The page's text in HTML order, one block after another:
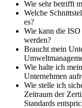
Wie sehr betrifft
Welche
es?
Wie kann die
werden?
Braucht mein
Wie halte ich
Unternehmen
Wie stelle ich
Zeitraum der
Standards